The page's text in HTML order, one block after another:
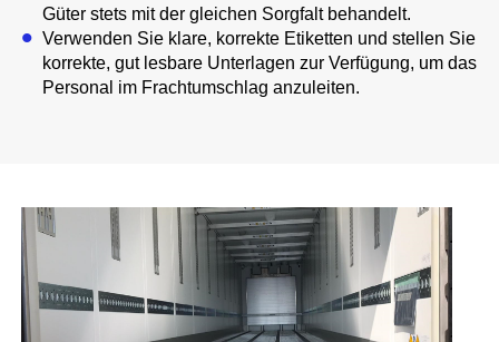
Güter stets mit der gleichen Sorgfalt behandelt.
Verwenden Sie klare, korrekte Etiketten und stellen Sie
korrekte, gut lesbare Unterlagen zur Verfügung, um das
Personal im Frachtumschlag anzuleiten.